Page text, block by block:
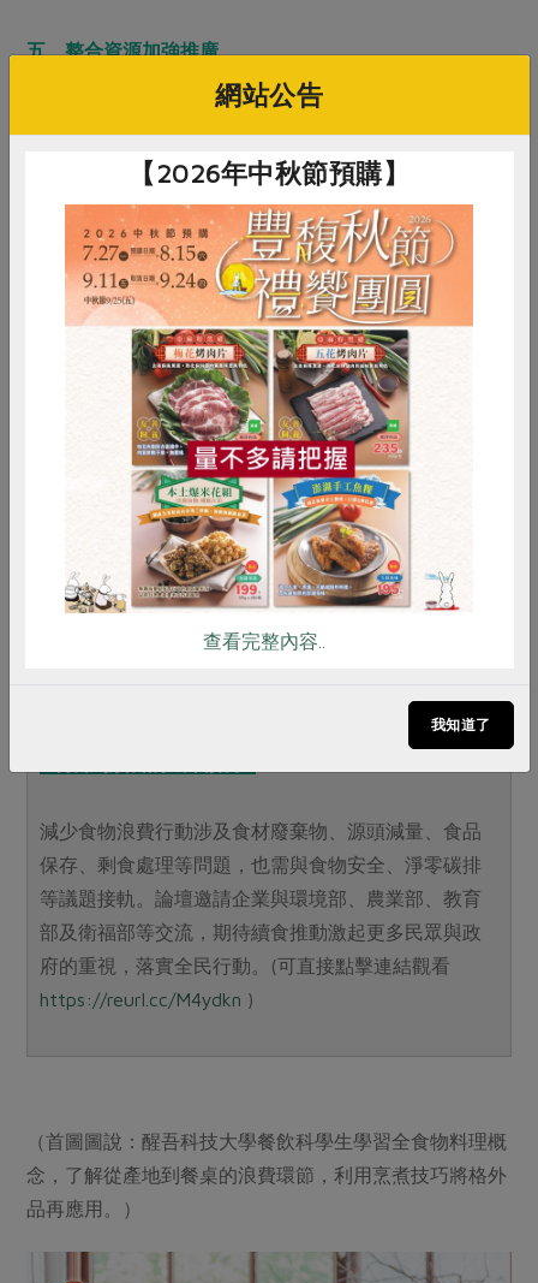
五、整合資源加強推廣
各單位落實惜食行動上需要資訊串聯整合，能增加推廣效
台灣的惜食行動行之有年，但仍需持續討論，找出無法推
動的困難，形成行動共識，精進減少食物浪費的行動方
向，期望更多民眾一起響應，突破公部門業務界線，更能
符合目前的環境趨勢，參與者甚至可以將講座、活動等學
習經驗帶回各自的組織、家庭中研討發酵，持續找出適合
自己的剩食到續食解方。
減少食物浪費行動涉及食材廢棄物、源頭減量、食品
保存、剩食處理等問題，也需與食物安全、淨零碳排
等議題接軌。論壇邀請企業與環境部、農業部、教育
部及衛福部等交流，期待續食推動激起更多民眾與政
府的重視，落實全民行動。(可直接點擊連結觀看
https://reurl.cc/M4ydkn )
（首圖圖說：醒吾科技大學餐飲科學生學習全食物料理概
念，了解從產地到餐桌的浪費環節，利用烹煮技巧將格外
品再應用。）
RPET 食譜 減硝酸鹽
雞蛋 食安 共同購買
網站公告
【2026年中秋節預購】
查看完整內容..
我知道了